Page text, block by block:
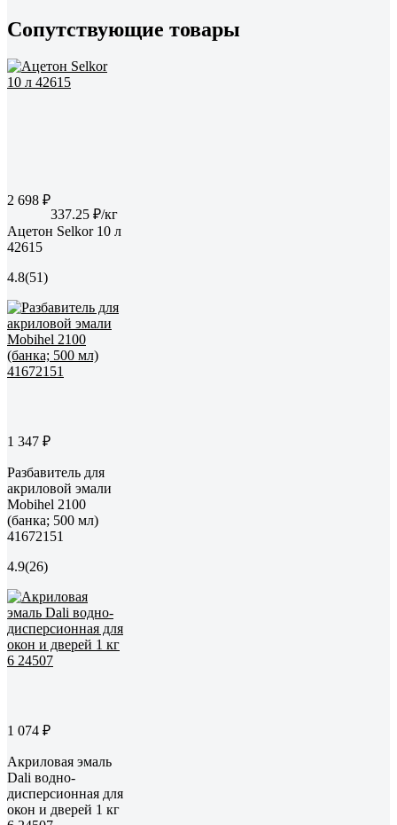
Сопутствующие товары
2 698 ₽
337.25 ₽/кг
Ацетон Selkor 10 л
42615
4.8(51)
1 347 ₽
Разбавитель для
акриловой эмали
Mobihel 2100
(банка; 500 мл)
41672151
4.9(26)
1 074 ₽
Акриловая эмаль
Dali водно-
дисперсионная для
окон и дверей 1 кг